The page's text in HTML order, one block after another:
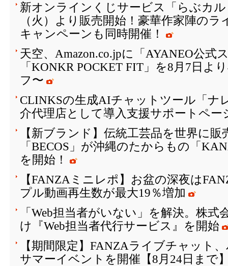
新オンラインくじサービス「らぶカ
（火）より販売開始！豪華作家陣の
キャンペーンも同時開催！
天空、Amazon.co.jpに「AYANEO公式
「KONKR POCKET FIT」を8月7日よ
フ〜
CLINKSの生成AIチャットツール「ナ
介代理店として導入支援サポートペー
【新ブランド】伝統工芸品を世界に販
「BECOS」が沖縄のたからもの「
を開始！
【FANZAミニレポ】お盆の深夜は
プル動画再生数が最大19％増加
「Web担当者がいない」を解決。株式
け『Web担当者代行サービス』を開始
【期間限定】FANZAライブチャット
サマーイベントを開催【8月24日まで